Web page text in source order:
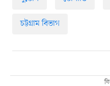
চট্টগ্রাম বিভাগ